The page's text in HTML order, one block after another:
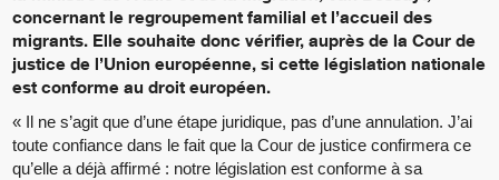
concernant le regroupement familial et l’accueil des
migrants. Elle souhaite donc vérifier, auprès de la Cour de
justice de l’Union européenne, si cette législation nationale
est conforme au droit européen.
« Il ne s’agit que d’une étape juridique, pas d’une annulation. J’ai
toute confiance dans le fait que la Cour de justice confirmera ce
qu’elle a déjà affirmé : notre législation est conforme à sa